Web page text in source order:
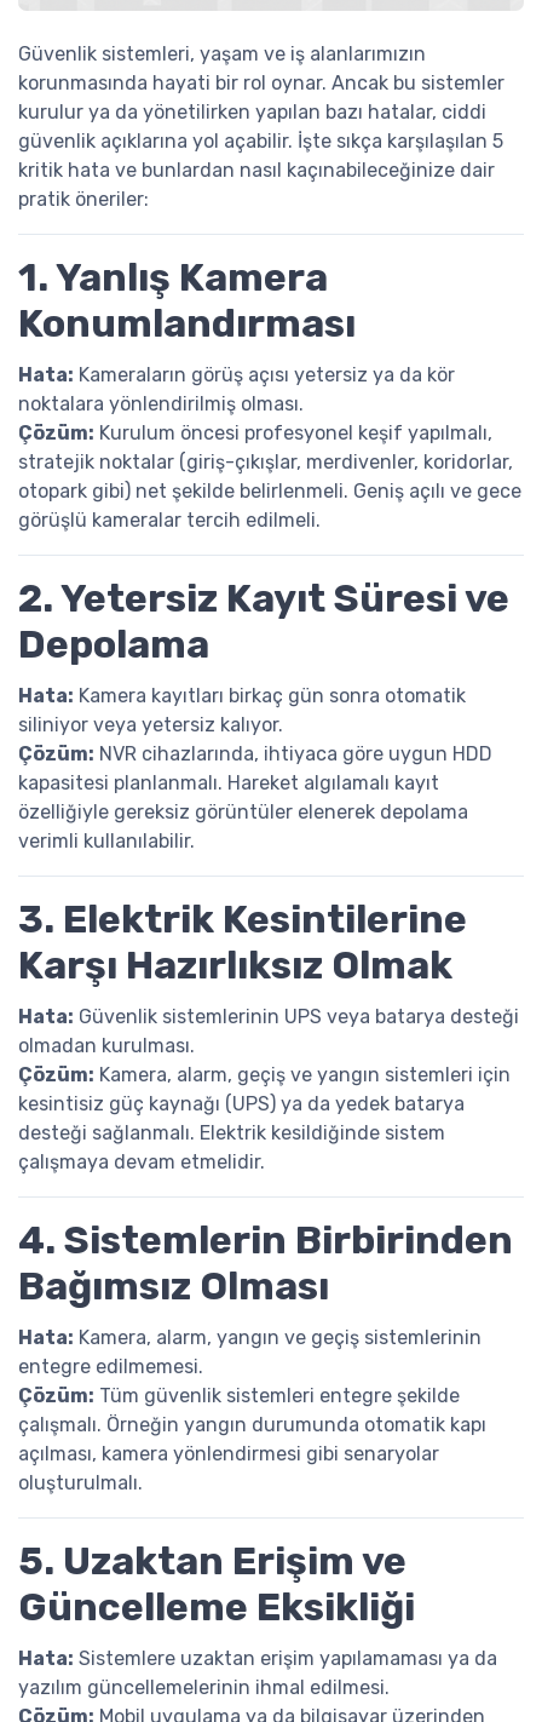
Güvenlik sistemleri, yaşam ve iş alanlarımızın
korunmasında hayati bir rol oynar. Ancak bu sistemler
kurulur ya da yönetilirken yapılan bazı hatalar, ciddi
güvenlik açıklarına yol açabilir. İşte sıkça karşılaşılan 5
kritik hata ve bunlardan nasıl kaçınabileceğinize dair
pratik öneriler:
1. Yanlış Kamera
Konumlandırması
Hata: Kameraların görüş açısı yetersiz ya da kör
noktalara yönlendirilmiş olması.
Çözüm: Kurulum öncesi profesyonel keşif yapılmalı,
stratejik noktalar (giriş-çıkışlar, merdivenler, koridorlar,
otopark gibi) net şekilde belirlenmeli. Geniş açılı ve gece
görüşlü kameralar tercih edilmeli.
2. Yetersiz Kayıt Süresi ve
Depolama
Hata: Kamera kayıtları birkaç gün sonra otomatik
siliniyor veya yetersiz kalıyor.
Çözüm: NVR cihazlarında, ihtiyaca göre uygun HDD
kapasitesi planlanmalı. Hareket algılamalı kayıt
özelliğiyle gereksiz görüntüler elenerek depolama
verimli kullanılabilir.
3. Elektrik Kesintilerine
Karşı Hazırlıksız Olmak
Hata: Güvenlik sistemlerinin UPS veya batarya desteği
olmadan kurulması.
Çözüm: Kamera, alarm, geçiş ve yangın sistemleri için
kesintisiz güç kaynağı (UPS) ya da yedek batarya
desteği sağlanmalı. Elektrik kesildiğinde sistem
çalışmaya devam etmelidir.
4. Sistemlerin Birbirinden
Bağımsız Olması
Hata: Kamera, alarm, yangın ve geçiş sistemlerinin
entegre edilmemesi.
Çözüm: Tüm güvenlik sistemleri entegre şekilde
çalışmalı. Örneğin yangın durumunda otomatik kapı
açılması, kamera yönlendirmesi gibi senaryolar
oluşturulmalı.
5. Uzaktan Erişim ve
Güncelleme Eksikliği
Hata: Sistemlere uzaktan erişim yapılamaması ya da
yazılım güncellemelerinin ihmal edilmesi.
Çözüm: Mobil uygulama ya da bilgisayar üzerinden